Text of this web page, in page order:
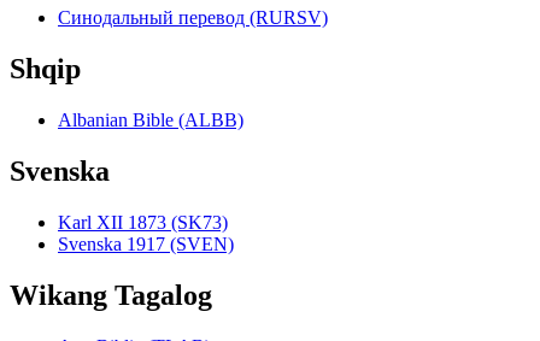
Синодальный перевод (RURSV)
Shqip
Albanian Bible (ALBB)
Svenska
Karl XII 1873 (SK73)
Svenska 1917 (SVEN)
Wikang Tagalog